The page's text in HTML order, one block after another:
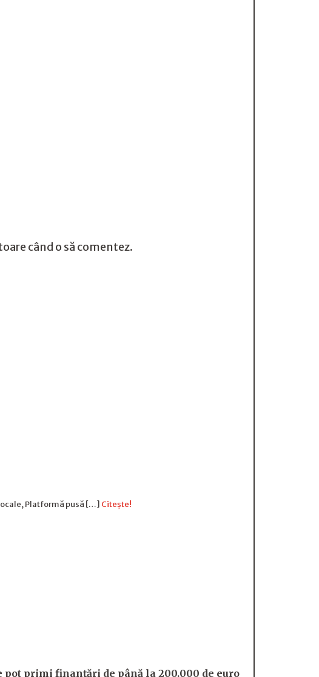
când o să comentez.
Platformă pusă […] Citește!
primi finanțări de până la 200.000 de euro